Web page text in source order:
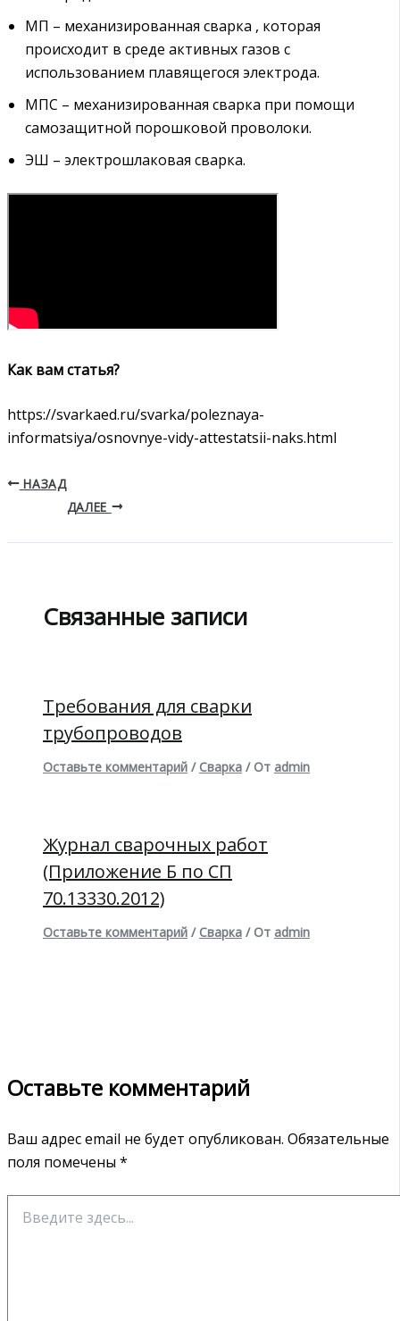
МП – механизированная сварка , которая
происходит в среде активных газов с
использованием плавящегося электрода.
МПС – механизированная сварка при помощи
самозащитной порошковой проволоки.
ЭШ – электрошлаковая сварка.
Как вам статья?
https://svarkaed.ru/svarka/poleznaya-
informatsiya/osnovnye-vidy-attestatsii-naks.html
НАЗАД
ДАЛЕЕ
Связанные записи
Требования для сварки
трубопроводов
Оставьте комментарий / Сварка / От admin
Журнал сварочных работ
(Приложение Б по СП
70.13330.2012)
Оставьте комментарий / Сварка / От admin
Оставьте комментарий
Ваш адрес email не будет опубликован. Обязательные
поля помечены *
здесь...